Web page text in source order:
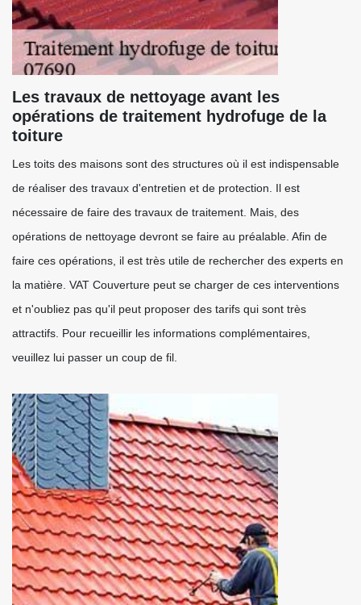
Les travaux de nettoyage avant les
opérations de traitement hydrofuge de la
toiture
Les toits des maisons sont des structures où il est indispensable
de réaliser des travaux d'entretien et de protection. Il est
nécessaire de faire des travaux de traitement. Mais, des
opérations de nettoyage devront se faire au préalable. Afin de
faire ces opérations, il est très utile de rechercher des experts en
la matière. VAT Couverture peut se charger de ces interventions
et n'oubliez pas qu'il peut proposer des tarifs qui sont très
attractifs. Pour recueillir les informations complémentaires,
veuillez lui passer un coup de fil.